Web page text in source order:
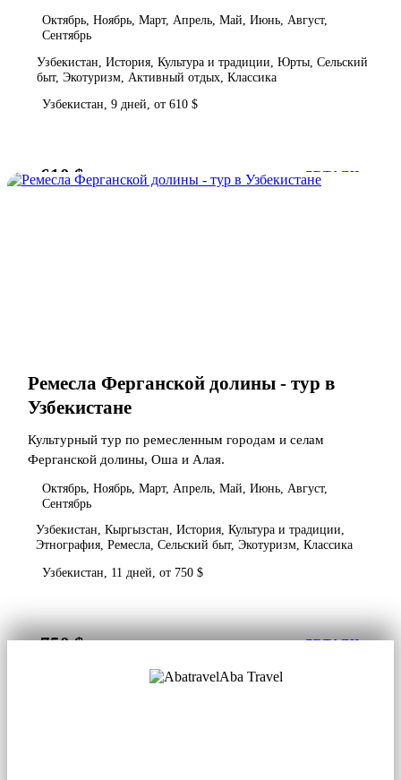
Октябрь, Ноябрь, Март, Апрель, Май, Июнь, Август,
Сентябрь
Узбекистан, История, Культура и традиции, Юрты, Сельский
быт, Экотуризм, Активный отдых, Классика
Узбекистан, 9 дней, от 610 $
от610 $ ДЕТАЛИ
Ремесла Ферганской долины - тур в
Узбекистане
Культурный тур по ремесленным городам и селам
Ферганской долины, Оша и Алая.
Октябрь, Ноябрь, Март, Апрель, Май, Июнь, Август,
Сентябрь
Узбекистан, Кыргызстан, История, Культура и традиции,
Этнография, Ремесла, Сельский быт, Экотуризм, Классика
Узбекистан, 11 дней, от 750 $
от750 $ ДЕТАЛИ
Aba Travel